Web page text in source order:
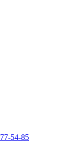
54-85